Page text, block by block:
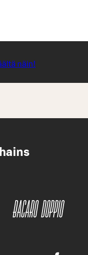
näin!